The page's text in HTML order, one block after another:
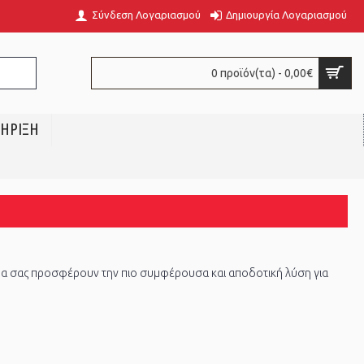
Σύνδεση Λογαριασμού Δημιουργία Λογαριασμού
0 προϊόν(τα) - 0,00€
σας προσφέρουν την πιο συμφέρουσα και αποδοτική λύση για